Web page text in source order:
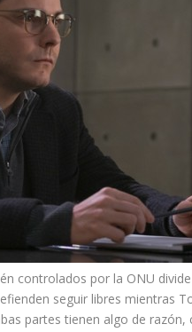
controlados por la ONU
seguir libres mientras
partes tienen algo de